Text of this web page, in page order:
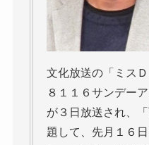
文化放送の「ミス
８１１６サンデー
が３日放送され、
題して、先月１６